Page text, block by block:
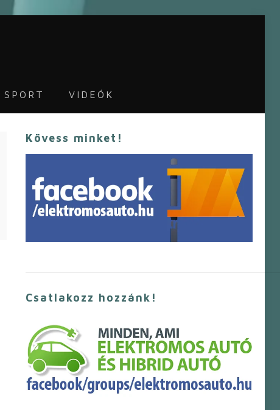
SPORT VIDEÓK
Kövess minket!
Csatlakozz hozzánk!